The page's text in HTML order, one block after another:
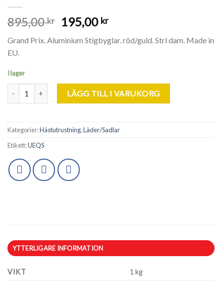
895,00kr 195,00 kr
Grand Prix. Aluminium Stigbyglar. röd/guld. Strl dam. Made in
EU.
I lager
Grand Prix. Aluminium Stigbyglar. mängd
LÄGG TILL I VARUKORG
Kategorier:Hästutrustning,Läder/Sadlar
Etikett:UEQS
YTTERLIGARE INFORMATION
VIKT 1 kg